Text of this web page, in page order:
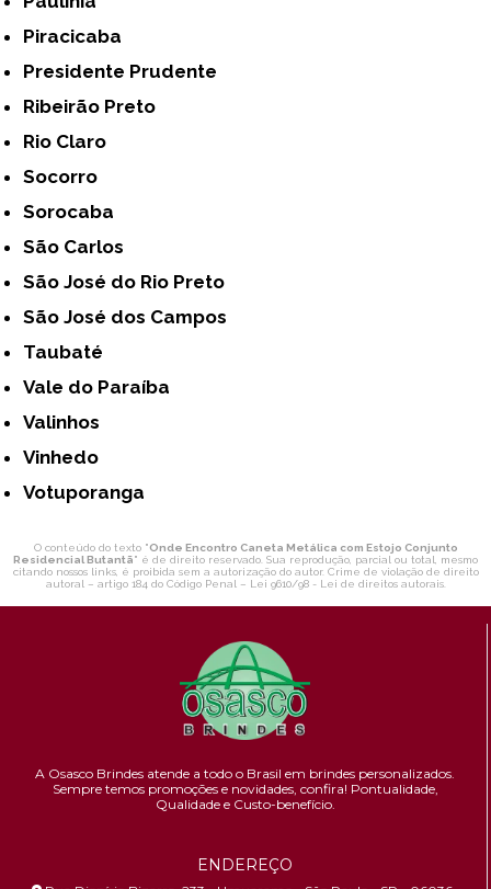
Piracicaba
Presidente Prudente
Ribeirão Preto
Rio Claro
Socorro
Sorocaba
São Carlos
São José do Rio Preto
São José dos Campos
Taubaté
Vale do Paraíba
Valinhos
Vinhedo
Votuporanga
O conteúdo do texto "Onde Encontro Caneta Metálica com Estojo Conjunto
Residencial Butantã" é de direito reservado. Sua reprodução, parcial ou total, mesmo
citando nossos links, é proibida sem a autorização do autor. Crime de violação de direito
autoral – artigo 184 do Código Penal – Lei 9610/98 - Lei de direitos autorais.
A Osasco Brindes atende a todo o Brasil em brindes personalizados.
Sempre temos promoções e novidades, confira! Pontualidade,
Qualidade e Custo-benefício.
ENDEREÇO